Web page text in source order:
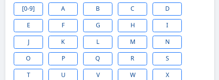
[0-9] A B C
D
E
F G H
I
J
K L M
N
O
P Q R
S
T
U V W X